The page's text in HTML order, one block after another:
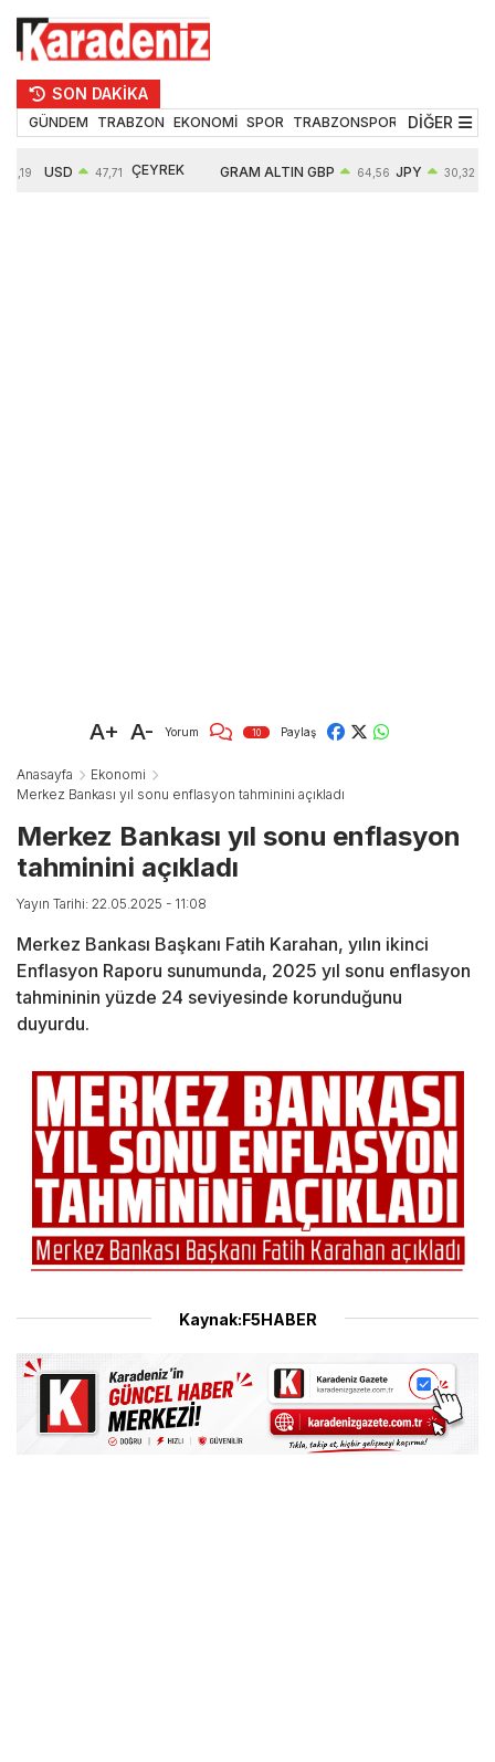
SON DAKİKA
GÜNDEM TRABZON EKONOMİ SPOR TRABZONSPOR TEKNOLOJİ
DİĞER
USD 47,71 ÇEYREK GRAM ALTIN GBP 64,56 JPY 30,32
A+ A- Yorum 10 Paylaş
Anasayfa
Ekonomi
Merkez Bankası yıl sonu enflasyon tahminini açıkladı
Merkez Bankası yıl sonu enflasyon
tahminini açıkladı
Yayın Tarihi: 22.05.2025 - 11:08
Merkez Bankası Başkanı Fatih Karahan, yılın ikinci
Enflasyon Raporu sunumunda, 2025 yıl sonu enflasyon
tahmininin yüzde 24 seviyesinde korunduğunu
duyurdu.
Kaynak:F5HABER